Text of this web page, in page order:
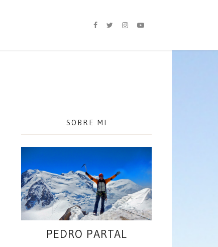
SOBRE MI
PEDRO PARTAL